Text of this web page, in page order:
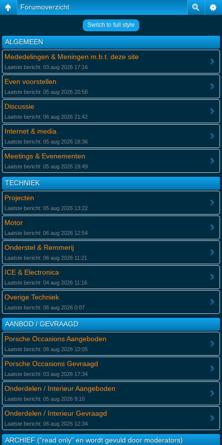
Forumoverzicht
Switch to full style
ALGEMEEN
Mededelingen & Meningen m.b.t. deze site
Laatste bericht: 03 aug 2026 17:16
Even voorstellen
Laatste bericht: 05 aug 2026 20:58
Discussie
Laatste bericht: 06 aug 2026 21:42
Internet & media
Laatste bericht: 05 aug 2026 18:36
Meetings & Evenementen
Laatste bericht: 05 aug 2026 19:49
TECHNIEK
Projecten
Laatste bericht: 05 aug 2026 13:22
Motor
Laatste bericht: 06 aug 2026 12:54
Onderstel & Remmerij
Laatste bericht: 06 aug 2026 11:21
ICE & Electronica
Laatste bericht: 04 aug 2026 11:16
Overige Techniek
Laatste bericht: 06 aug 2026 0:07
AANBOD / GEVRAAGD
Porsche Occasions Aangeboden
Laatste bericht: 06 aug 2026 10:05
Porsche Occasions Gevraagd
Laatste bericht: 03 aug 2026 17:34
Onderdelen / Interieur Aangeboden
Laatste bericht: 05 aug 2026 9:10
Onderdelen / Interieur Gevraagd
Laatste bericht: 06 aug 2026 12:34
ARCHIEF ("read only" en wordt gevuld door moderators)